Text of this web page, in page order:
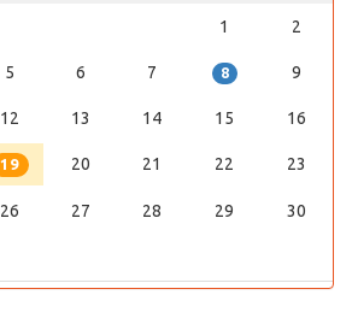
1
2
5 6 7 8 9
12 13 14 15 16
19 20 21 22 23
26 27 28 29 30